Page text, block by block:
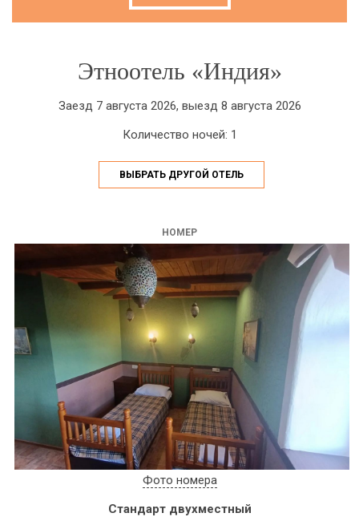
Этноотель «Индия»
Заезд 7 августа 2026, выезд 8 августа 2026
Количество ночей: 1
ВЫБРАТЬ ДРУГОЙ ОТЕЛЬ
НОМЕР
Фото номера
Стандарт двухместный